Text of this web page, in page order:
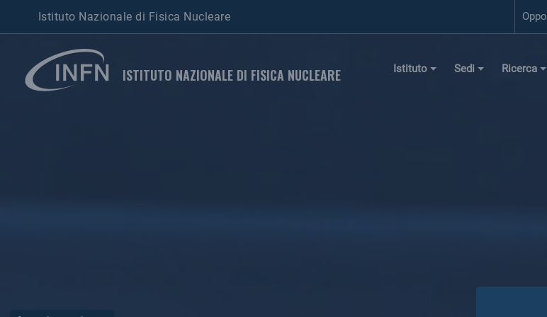
Istituto Nazionale di Fisica Nucleare
ISTITUTO NAZIONALE DI FISICA NUCLEARE Istituto Sedi Ricerca